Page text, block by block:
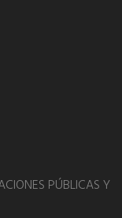
PÚBLICAS Y